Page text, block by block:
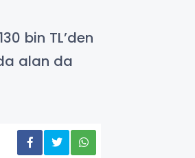
bin TL’den
alan da